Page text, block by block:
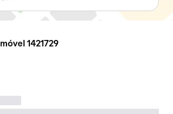
Imóvel 1421729